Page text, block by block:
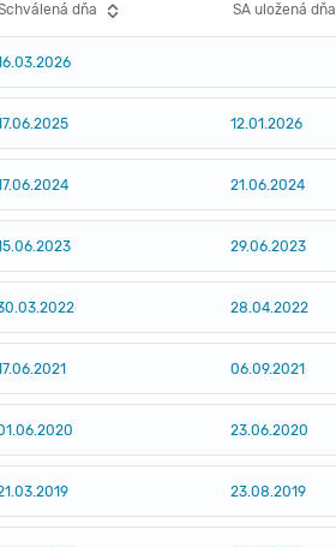
dňa SA uložená dňa
12.01.2026
21.06.2024
29.06.2023
28.04.2022
06.09.2021
23.06.2020
23.08.2019